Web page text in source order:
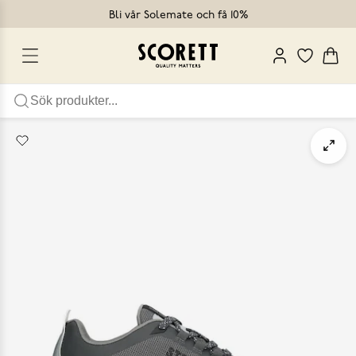
Bli vår Solemate och få 10%